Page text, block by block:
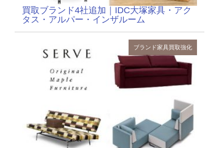
買取ブランド4社追加｜IDC大塚家具・アク
タス・アルパー・インザルーム
ブランド家具買取強化